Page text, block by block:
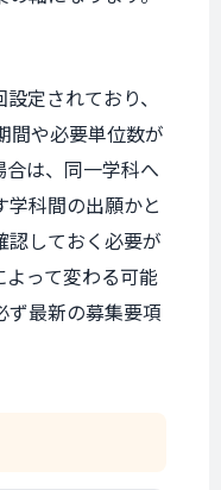
定されており、
間や必要単位数が
は、同一学科へ
科間の出願かと
認しておく必要が
って変わる可能
ず最新の募集要項